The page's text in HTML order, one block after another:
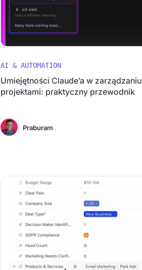
AI & AUTOMATION
Umiejętności Claude’a w zarządzaniu
projektami: praktyczny przewodnik
Praburam